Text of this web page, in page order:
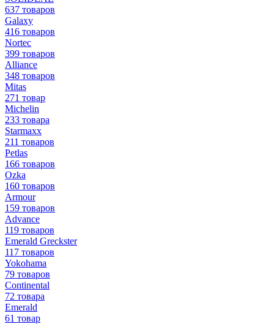
637 товаров
Galaxy
416 товаров
Nortec
399 товаров
Alliance
348 товаров
Mitas
271 товар
Michelin
233 товара
Starmaxx
211 товаров
Petlas
166 товаров
Ozka
160 товаров
Armour
159 товаров
Advance
119 товаров
Emerald Greckster
117 товаров
Yokohama
79 товаров
Continental
72 товара
Emerald
61 товар